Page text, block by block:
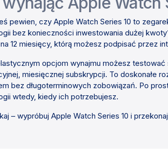
pewien, czy Apple Watch Series 10 to
bez konieczności inwestowania dużej
12 miesięcy, którą możesz podpisać przez
opcjom wynajmu możesz
miesięcznej subskrypcji. To doskonałe
bez długoterminowych zobowiązań. Po
wtedy, kiedy ich potrzebujesz.
– wypróbuj Apple Watch Series 10 i